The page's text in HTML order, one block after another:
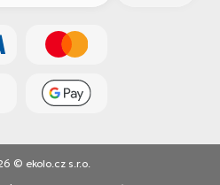
© ekolo.cz s.r.o.